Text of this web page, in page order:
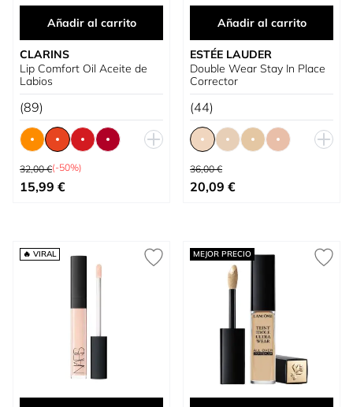
Añadir al carrito
CLARINS
Lip Comfort Oil Aceite de
Labios
(89)
Precio habitual
32,00 €(-50%)
Tan bajo como
15,99 €
Añadir al carrito
ESTÉE LAUDER
Double Wear Stay In Place
Corrector
(44)
Precio habitual
36,00 €
Tan bajo como
20,09 €
🔥 VIRAL MEJOR PRECIO